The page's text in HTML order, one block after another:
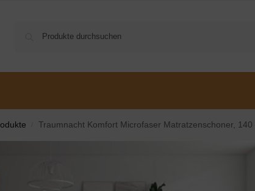
Traumnacht Komfort Microfaser Matratzenschoner,